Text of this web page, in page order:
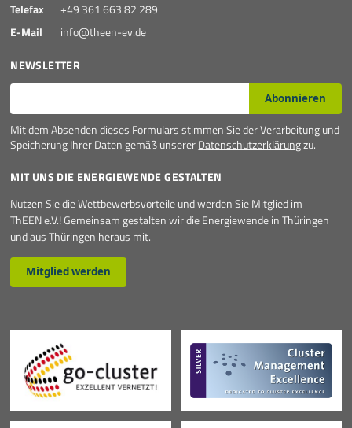
Telefax
+49 361 663 82 289
E-Mail
info@theen-ev.de
NEWSLETTER
E-Mail* Abonnieren
Mit dem Absenden dieses Formulars stimmen Sie der Verarbeitung und
Speicherung Ihrer Daten gemäß unsererDatenschutzerklärungzu.
MIT UNS DIE ENERGIEWENDE GESTALTEN
Nutzen Sie die Wettbewerbsvorteile und werden Sie Mitglied im
ThEEN e.V.! Gemeinsam gestalten wir die Energiewende in Thüringen
und aus Thüringen heraus mit.
Mitglied werden